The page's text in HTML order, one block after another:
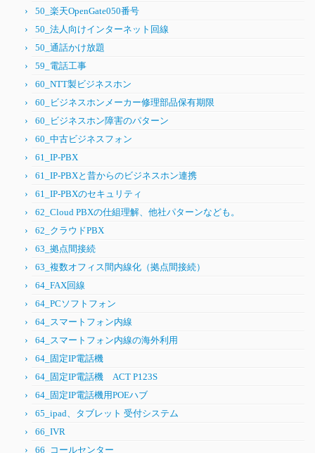
50_楽天OpenGate050番号
50_法人向けインターネット回線
50_通話かけ放題
59_電話工事
60_NTT製ビジネスホン
60_ビジネスホンメーカー修理部品保有期限
60_ビジネスホン障害のパターン
60_中古ビジネスフォン
61_IP-PBX
61_IP-PBXと昔からのビジネスホン連携
61_IP-PBXのセキュリティ
62_Cloud PBXの仕組理解、他社パターンなども。
62_クラウドPBX
63_拠点間接続
63_複数オフィス間内線化（拠点間接続）
64_FAX回線
64_PCソフトフォン
64_スマートフォン内線
64_スマートフォン内線の海外利用
64_固定IP電話機
64_固定IP電話機 ACT P123S
64_固定IP電話機用POEハブ
65_ipad、タブレット 受付システム
66_IVR
66_コールセンター